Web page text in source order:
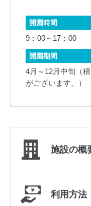
開園時間
9：00～17：00
開園期間
4月～12月中旬（
がございます。）
施設の概
利用方法